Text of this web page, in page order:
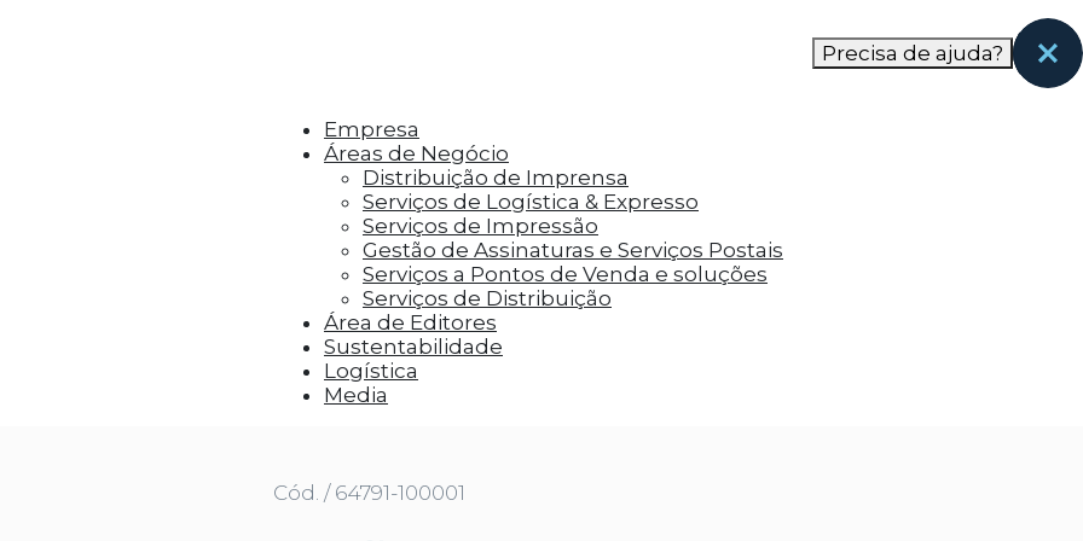
aos visitantes anúncios personalizados com base nas páginas que eles visitaram antes e analisar a
Precisa de ajuda?
Empresa
Áreas de Negócio
Distribuição de Imprensa
Serviços de Logística & Expresso
Serviços de Impressão
Gestão de Assinaturas e Serviços Postais
Serviços a Pontos de Venda e soluções
Serviços de Distribuição
Área de Editores
Sustentabilidade
Logística
Media
Cód. / 64791-100001